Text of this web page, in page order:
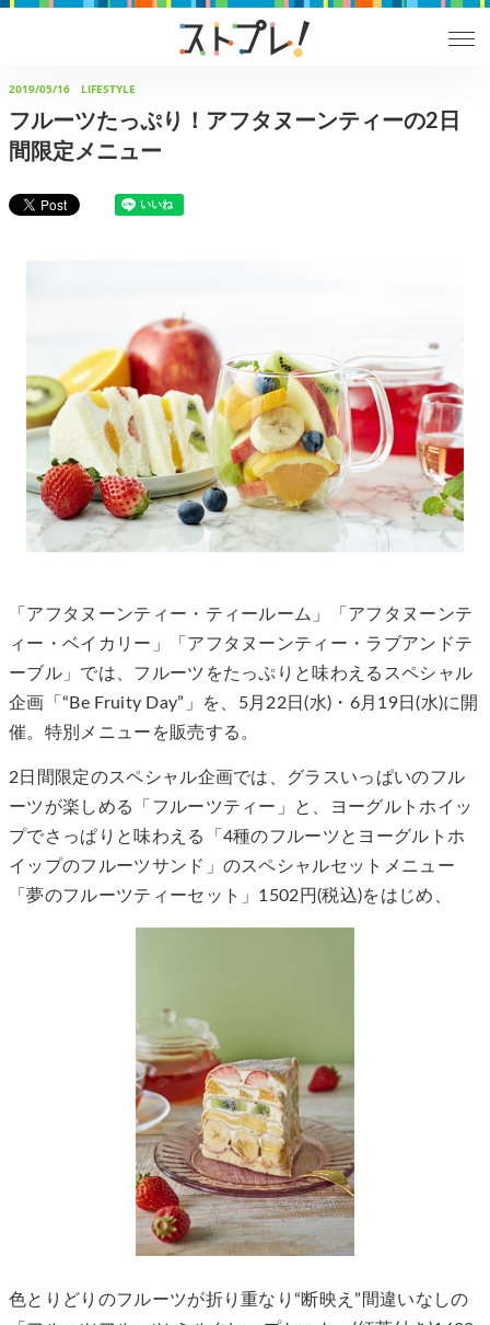
2019/05/16 LIFESTYLE
フルーツたっぷり！アフタヌーンティーの2日
間限定メニュー
「アフタヌーンティー・ティールーム」「アフタヌーンテ
ィー・ベイカリー」「アフタヌーンティー・ラブアンドテ
ーブル」では、フルーツをたっぷりと味わえるスペシャル
企画「“Be Fruity Day”」を、5月22日(水)・6月19日(水)に開
催。特別メニューを販売する。
2日間限定のスペシャル企画では、グラスいっぱいのフル
ーツが楽しめる「フルーツティー」と、ヨーグルトホイッ
プでさっぱりと味わえる「4種のフルーツとヨーグルトホ
イップのフルーツサンド」のスペシャルセットメニュー
「夢のフルーツティーセット」1502円(税込)をはじめ、
色とりどりのフルーツが折り重なり“断映え”間違いなしの